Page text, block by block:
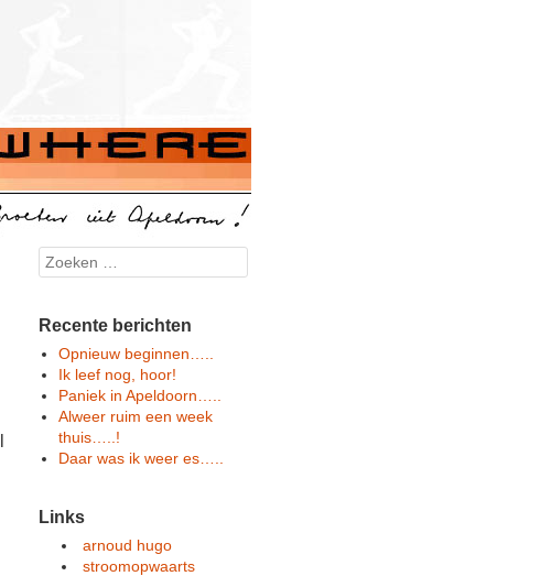
Search
Recente berichten
Opnieuw beginnen…..
Ik leef nog, hoor!
Paniek in Apeldoorn…..
Alweer ruim een week
thuis…..!
Daar was ik weer es…..
Links
arnoud hugo
stroomopwaarts